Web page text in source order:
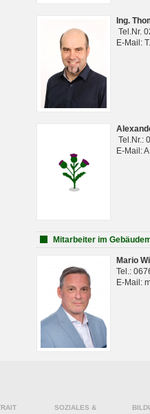
Ing.
Tel.Nr.
E-Mail:
Tel.Nr.:
E-Mail:
Mitarbeiter im
Mario
Tel.:
E-Mail:
SOZIALES &